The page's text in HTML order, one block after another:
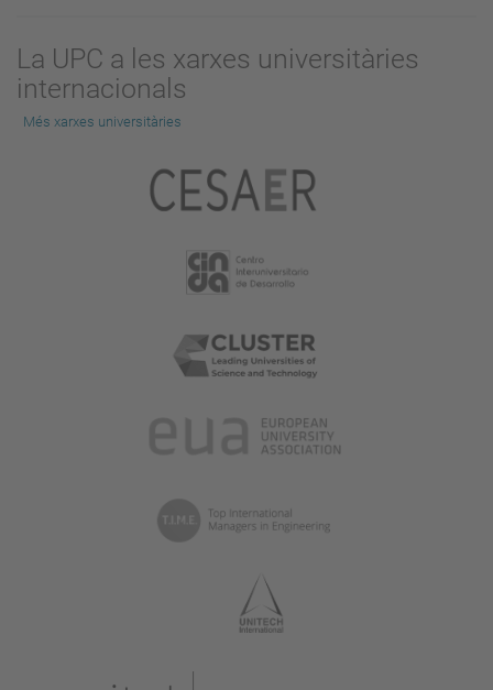
La UPC a les xarxes universitàries
internacionals
Més xarxes universitàries